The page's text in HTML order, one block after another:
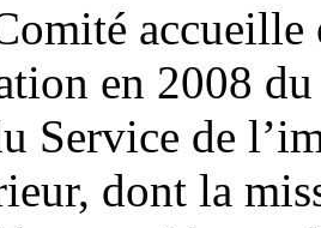
accueille
en 2008
Service de
dont la